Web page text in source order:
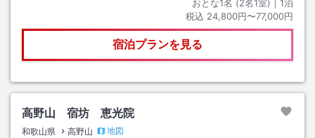
おとな1名 (2名1室)｜ 1泊
税込 24,800円〜77,000円
宿泊プランを見る
高野山 宿坊 恵光院
和歌山県 高野山
地図